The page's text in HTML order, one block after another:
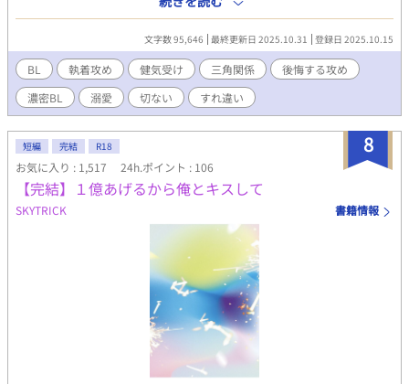
に恋人同士となり2年半が経つ。 ロナは騎士団にはあまり向かな
い小柄な体型だったがウォーレンと同じ職場にいたくてひたすら
努力していた。 大好きなウォーレンと恋人同士になれて幸せな
日々かと思いきや、ロナはウォーレンからたびたび試し行動のよ
うなものをされていた。 飲み会に行ったりロナの前でご令嬢と親
しげに話していたり…そのたびに指摘すると「嫌なら別れる？」
と聞かれる。毎回「愛してるから別れないよ」と答えていたロ
ナ。しかし試し行動をされるたびに何かが確実にすり減ってい
く。 そこへ留学していたという幼少時代の学友でありビリンガム
王国第三王子のカーティス・ビリンガムが帰国し、ロナの現状を
知ると……。 完結しました！ありがとうございました！
文字数 95,646 最終更新日 2025.10.31 登録日 2025.10.15
BL 執着攻め 健気受け 三角関係
後悔する攻め
濃密BL
溺愛 切ない すれ違い
8
短編 完結 R18
お気に入り : 1,517 24h.ポイント : 106
【完結】１億あげるから俺とキスして
SKYTRICK 書籍情報